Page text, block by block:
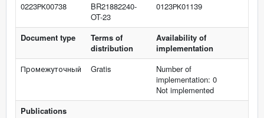
0223РК00738
BR21882240-
OT-23
0123РК01139
Document type
Terms of
distribution
Availability of
implementation
Промежуточный
Gratis
Number of
implementation: 0
Not implemented
Publications